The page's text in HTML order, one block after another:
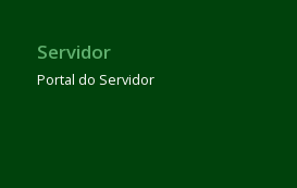
Servidor
Portal do Servidor